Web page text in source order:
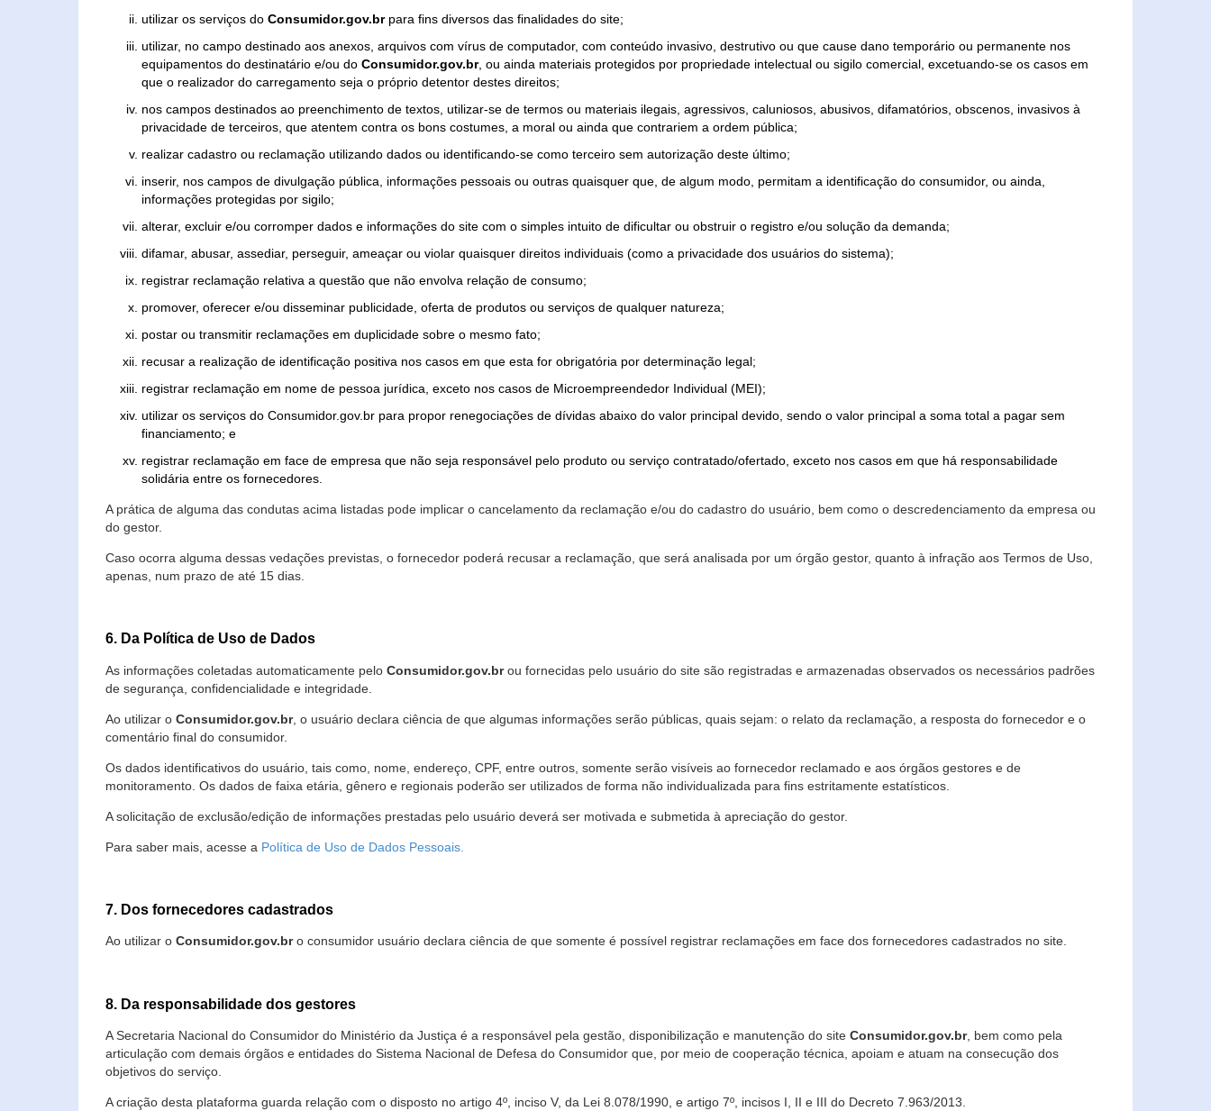
utilizar os serviços do Consumidor.gov.brpara fins diversos das finalidades do site;
utilizar, no campo destinado aos anexos, arquivos com vírus de computador, com conteúdo invasivo, destrutivo ou que cause dano temporário ou permanente nos
equipamentos do destinatário e/ou do Consumidor.gov.br, ou ainda materiais protegidos por propriedade intelectual ou sigilo comercial, excetuando-se os casos em
que o realizador do carregamento seja o próprio detentor destes direitos;
nos campos destinados ao preenchimento de textos, utilizar-se de termos ou materiais ilegais, agressivos, caluniosos, abusivos, difamatórios, obscenos, invasivos à
privacidade de terceiros, que atentem contra os bons costumes, a moral ou ainda que contrariem a ordem pública;
realizar cadastro ou reclamação utilizando dados ou identificando-se como terceiro sem autorização deste último;
inserir, nos campos de divulgação pública, informações pessoais ou outras quaisquer que, de algum modo, permitam a identificação do consumidor, ou ainda,
informações protegidas por sigilo;
alterar, excluir e/ou corromper dados e informações do site com o simples intuito de dificultar ou obstruir o registro e/ou solução da demanda;
difamar, abusar, assediar, perseguir, ameaçar ou violar quaisquer direitos individuais (como a privacidade dos usuários do sistema);
registrar reclamação relativa a questão que não envolva relação de consumo;
promover, oferecer e/ou disseminar publicidade, oferta de produtos ou serviços de qualquer natureza;
postar ou transmitir reclamações em duplicidade sobre o mesmo fato;
recusar a realização de identificação positiva nos casos em que esta for obrigatória por determinação legal;
registrar reclamação em nome de pessoa jurídica, exceto nos casos de Microempreendedor Individual (MEI);
utilizar os serviços do Consumidor.gov.br para propor renegociações de dívidas abaixo do valor principal devido, sendo o valor principal a soma total a pagar sem
financiamento; e
registrar reclamação em face de empresa que não seja responsável pelo produto ou serviço contratado/ofertado, exceto nos casos em que há responsabilidade
solidária entre os fornecedores.
A prática de alguma das condutas acima listadas pode implicar o cancelamento da reclamação e/ou do cadastro do usuário, bem como o descredenciamento da empresa ou
do gestor.
Caso ocorra alguma dessas vedações previstas, o fornecedor poderá recusar a reclamação, que será analisada por um órgão gestor, quanto à infração aos Termos de Uso,
apenas, num prazo de até 15 dias.
6. Da Política de Uso de Dados
As informações coletadas automaticamente pelo Consumidor.gov.brou fornecidas pelo usuário do site são registradas e armazenadas observados os necessários padrões
de segurança, confidencialidade e integridade.
Ao utilizar o Consumidor.gov.br, o usuário declara ciência de que algumas informações serão públicas, quais sejam: o relato da reclamação, a resposta do fornecedor e o
comentário final do consumidor.
Os dados identificativos do usuário, tais como, nome, endereço, CPF, entre outros, somente serão visíveis ao fornecedor reclamado e aos órgãos gestores e de
monitoramento. Os dados de faixa etária, gênero e regionais poderão ser utilizados de forma não individualizada para fins estritamente estatísticos.
A solicitação de exclusão/edição de informações prestadas pelo usuário deverá ser motivada e submetida à apreciação do gestor.
Para saber mais, acesse a Política de Uso de Dados Pessoais.
7. Dos fornecedores cadastrados
Ao utilizar o Consumidor.gov.bro consumidor usuário declara ciência de que somente é possível registrar reclamações em face dos fornecedores cadastrados no site.
8. Da responsabilidade dos gestores
A Secretaria Nacional do Consumidor do Ministério da Justiça é a responsável pela gestão, disponibilização e manutenção do site Consumidor.gov.br, bem como pela
articulação com demais órgãos e entidades do Sistema Nacional de Defesa do Consumidor que, por meio de cooperação técnica, apoiam e atuam na consecução dos
objetivos do serviço.
A criação desta plataforma guarda relação com o disposto no artigo 4º, inciso V, da Lei 8.078/1990, e artigo 7º, incisos I, II e III do Decreto 7.963/2013.